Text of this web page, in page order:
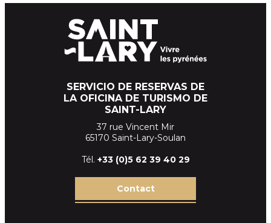
SERVICIO DE RESERVAS DE
LA OFICINA DE TURISMO DE
SAINT-LARY
37 rue Vincent Mir
65170 Saint-Lary-Soulan
Tél. +33 (0)5 62 39 40 29
Contact